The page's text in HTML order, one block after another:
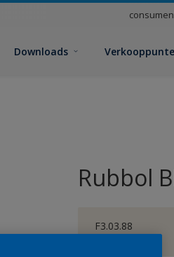
Downloads
Rubbol
F3.03.88